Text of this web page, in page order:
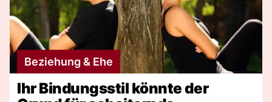
Beziehung & Ehe
Ihr Bindungsstil könnte der